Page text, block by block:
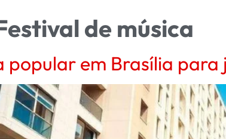
de música
popular em Brasília para